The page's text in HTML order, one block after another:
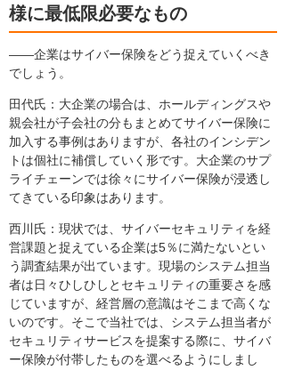
様に最低限必要なもの
――企業はサイバー保険をどう捉えていくべき
でしょう。
田代氏：大企業の場合は、ホールディングスや
親会社が子会社の分もまとめてサイバー保険に
加入する事例はありますが、各社のインシデン
トは個社に補償していく形です。大企業のサプ
ライチェーンでは徐々にサイバー保険が浸透し
てきている印象はあります。
西川氏：現状では、サイバーセキュリティを経
営課題と捉えている企業は5％に満たないとい
う調査結果が出ています。現場のシステム担当
者は日々ひしひしとセキュリティの重要さを感
じていますが、経営層の意識はそこまで高くな
いのです。そこで当社では、システム担当者が
セキュリティサービスを提案する際に、サイバ
ー保険が付帯したものを選べるようにしまし